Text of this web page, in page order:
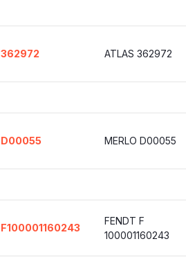
362972 ATLAS 362972
D00055 MERLO D00055
F100001160243
FENDT F
100001160243